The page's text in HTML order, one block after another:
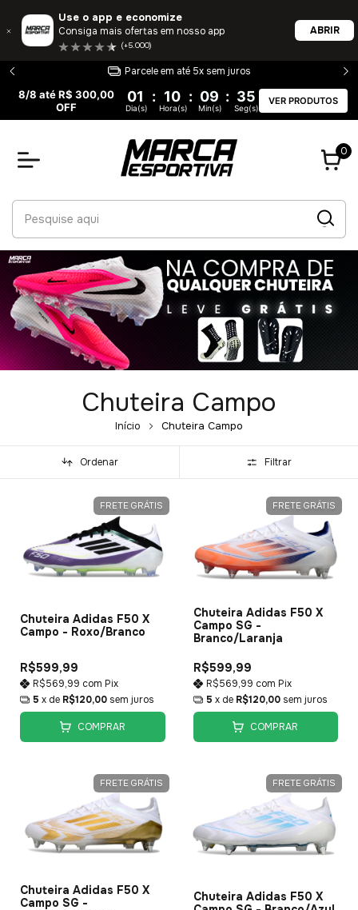
Use o app e economize
Consiga mais ofertas em nosso app
(+5.000)
ABRIR
até 5x sem juros
Entrega 100%
8/8 até R$ 300,00
OFF
01 : 10 : 09 : 34
Dia(s) Hora(s) Min(s) Seg(s)
VER PRODUTOS
0
Chuteira Campo
Início Chuteira Campo
Ordenar Filtrar
FRETE GRÁTIS
Chuteira Adidas F50 X
Campo - Roxo/Branco
R$599,99
R$569,99 com Pix
5 x de R$120,00 sem juros
COMPRAR
FRETE GRÁTIS
Chuteira Adidas F50 X
Campo SG -
Branco/Laranja
R$599,99
R$569,99 com Pix
5 x de R$120,00 sem juros
COMPRAR
FRETE GRÁTIS
Chuteira Adidas F50 X
Campo SG -
FRETE GRÁTIS
Chuteira Adidas F50 X